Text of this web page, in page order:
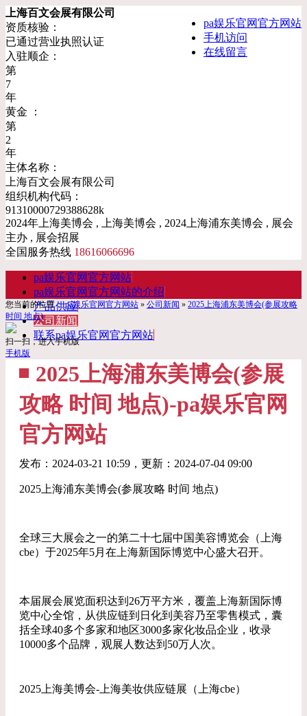
pa娱乐官网官方网站
手机访问
在线留言
上海百文会展有限公司
资质核验：
已通过营业执照认证
入驻顺企：
第
7
年
黄金 ：
第
2
年
主体名称：
上海百文会展有限公司
组织机构代码：
91310000729388628k
2024年上海美博会 , 上海美博会 , 2024上海浦东美博会 , 展会
主办 , 展会招展
全国服务热线 18616066696
pa娱乐官网官方网站
pa娱乐官网官方网站的介绍
产品供应
公司新闻
联系pa娱乐官网官方网站
您当前的位置：pa娱乐官网官方网站 » 公司新闻 » 2025上海浦东美博会(参展攻略
时间 地点)
扫一扫，进入手机版
手机版
2025上海浦东美博会(参展
攻略 时间 地点)-pa娱乐官网
官方网站
发布： 2024-03-21 10:59 ，更新： 2024-07-04 09:00
2025上海浦东美博会(参展攻略 时间 地点)
全球三大展会之一的第二十七届中国美容博览会（上海
cbe）于2025年5月在上海新国际博览中心盛大召开。
本届展会展览面积达到26万平方米，覆盖上海新国际博
览中心全馆，从供应链到日化到美容乃至零售模式，囊
括全球40多个多家和地区3000多家化妆品企业，收录
10000多个品牌，观展人数达到50万人次。
2025上海美博会-上海美妆供应链展（上海cbe）